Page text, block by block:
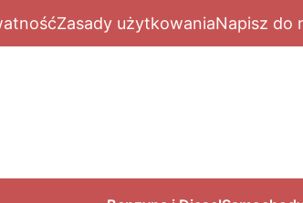
Zasady użytkowaniaNapisz do